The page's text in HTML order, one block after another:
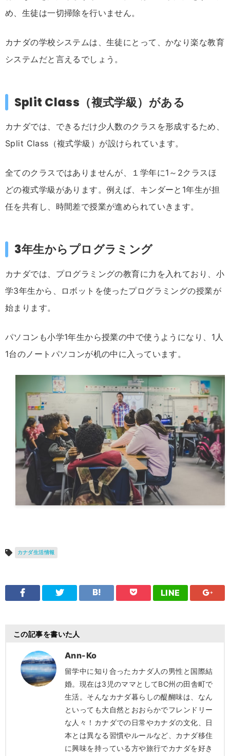
め、生徒は一切掃除を行いません。
カナダの学校システムは、生徒にとって、かなり楽な教育
システムだと言えるでしょう。
Split Class（複式学級）がある
カナダでは、できるだけ少人数のクラスを形成するため、
Split Class（複式学級）が設けられています。
全てのクラスではありませんが、１学年に1～2クラスほ
どの複式学級があります。例えば、キンダーと1年生が担
任を共有し、時間差で授業が進められていきます。
3年生からプログラミング
カナダでは、プログラミングの教育に力を入れており、小
学3年生から、ロボットを使ったプログラミングの授業が
始まります。
パソコンも小学1年生から授業の中で使うようになり、1人
1台のノートパソコンが机の中に入っています。
カナダ生活情報
LINE
この記事を書いた人
Ann-Ko
留学中に知り合ったカナダ人の男性と国際結
婚。現在は3児のママとしてBC州の田舎町で
生活。そんなカナダ暮らしの醍醐味は、なん
といっても大自然とおおらかでフレンドリー
な人々！カナダでの日常やカナダの文化、日
本とは異なる習慣やルールなど、カナダ移住
に興味を持っている方や旅行でカナダを好き